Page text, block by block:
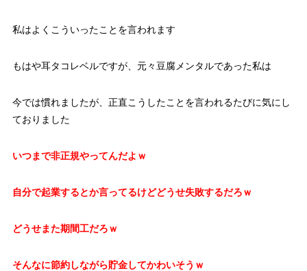
私はよくこういったことを言われます
もはや耳タコレベルですが、元々豆腐メンタルであった私は
今では慣れましたが、正直こうしたことを言われるたびに気にし
ておりました
いつまで非正規やってんだよｗ
自分で起業するとか言ってるけどどうせ失敗するだろｗ
どうせまた期間工だろｗ
そんなに節約しながら貯金してかわいそうｗ